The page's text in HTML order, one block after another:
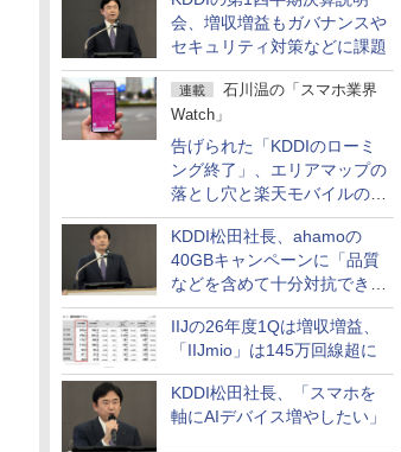
会、増収増益もガバナンスや
セキュリティ対策などに課題
連載
石川温の「スマホ業界
Watch」
告げられた「KDDIのローミ
ング終了」、エリアマップの
落とし穴と楽天モバイルの課
題
KDDI松田社長、ahamoの
40GBキャンペーンに「品質
などを含めて十分対抗でき
る」
IIJの26年度1Qは増収増益、
「IIJmio」は145万回線超に
KDDI松田社長、「スマホを
軸にAIデバイス増やしたい」